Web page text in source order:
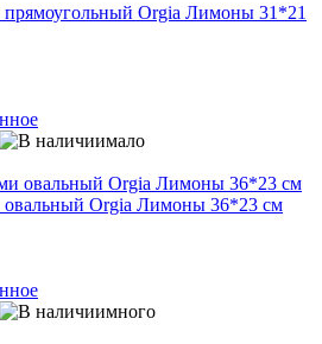
прямоугольный Orgia Лимоны 31*21
мало
овальный Orgia Лимоны 36*23 см
много